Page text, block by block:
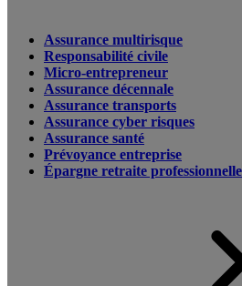
Assurance multirisque
Responsabilité civile
Micro-entrepreneur
Assurance décennale
Assurance transports
Assurance cyber risques
Assurance santé
Prévoyance entreprise
Épargne retraite professionnelle